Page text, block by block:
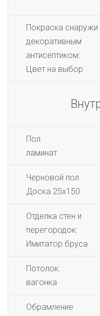
Покраска снаружи
декоративным
антисептиком:
Цвет на выбор
Пол
ламинат
Черновой пол
Доска 25х150
Отделка стен и
перегородок:
Имитатор бруса
Потолок:
вагонка
Обрамление